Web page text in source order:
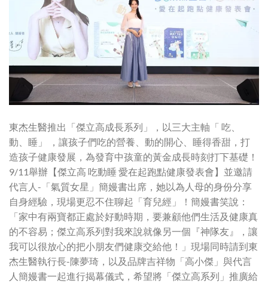
東杰生醫推出「傑立高成長系列」，以三大主軸「 吃、
動、睡」 ，讓孩子們吃的營養、動的開心、睡得香甜，打
造孩子健康發展，為發育中孩童的黃金成長時刻打下基礎！
9/11舉辦【傑立高 吃動睡 愛在起跑點健康發表會】並邀請
代言人-「氣質女星」簡嫚書出席，她以為人母的身份分享
自身經驗，現場更忍不住聊起「育兒經」！簡嫚書笑說：
「家中有兩寶都正處於好動時期，要兼顧他們生活及健康真
的不容易；傑立高系列對我來說就像另一個『神隊友』，讓
我可以很放心的把小朋友們健康交給他！」現場同時請到東
杰生醫執行長-陳夢琦，以及品牌吉祥物「高小傑」與代言
人簡嫚書一起進行揭幕儀式，希望將「傑立高系列」推廣給